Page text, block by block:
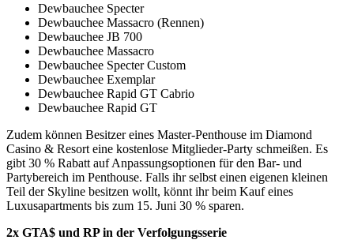
Dewbauchee Specter
Dewbauchee Massacro (Rennen)
Dewbauchee JB 700
Dewbauchee Massacro
Dewbauchee Specter Custom
Dewbauchee Exemplar
Dewbauchee Rapid GT Cabrio
Dewbauchee Rapid GT
Zudem können Besitzer eines Master-Penthouse im Diamond
Casino & Resort eine kostenlose Mitglieder-Party schmeißen. Es
gibt 30 % Rabatt auf Anpassungsoptionen für den Bar- und
Partybereich im Penthouse. Falls ihr selbst einen eigenen kleinen
Teil der Skyline besitzen wollt, könnt ihr beim Kauf eines
Luxusapartments bis zum 15. Juni 30 % sparen.
2x GTA$ und RP in der Verfolgungsserie